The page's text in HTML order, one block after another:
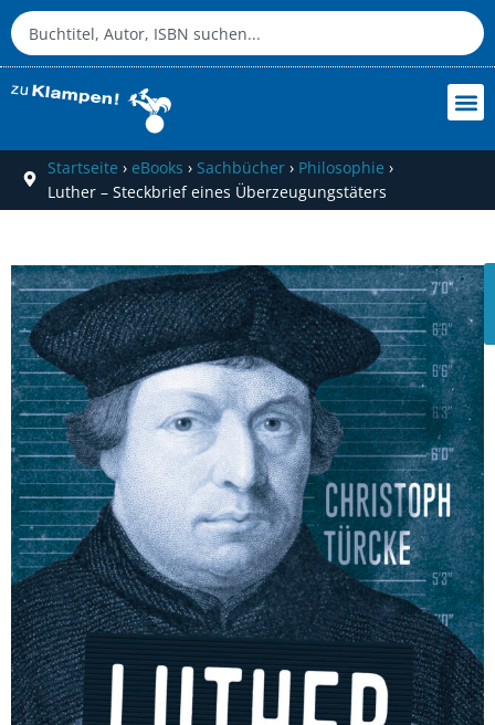
Startseite › eBooks › Sachbücher› Philosophie ›
Luther – Steckbrief eines Überzeugungstäters